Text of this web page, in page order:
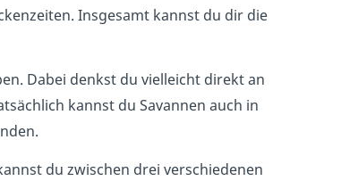
Insgesamt kannst du dir die
Dabei denkst du vielleicht direkt an
kannst du Savannen auch in
du zwischen drei verschiedenen